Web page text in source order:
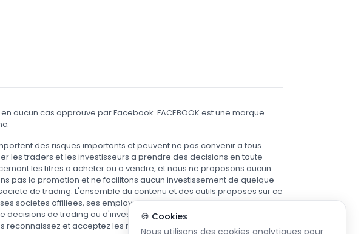
aucun cas approuve par Facebook. FACEBOOK est une marque
des risques importants et peuvent ne pas convenir a tous.
les traders et les investisseurs a prendre des decisions en toute
les titres a acheter ou a vendre, et nous ne proposons aucun
pas la promotion et ne facilitons aucun investissement de quelque
de trading. L'ensemble du contenu et des outils proposes sur ce
societes affiliees, ses employes et ses agents declinent toute
de trading ou d'investissement prises sur la base des
et acceptez les risques inherents au trading et a
🍪 Cookies
Nous utilisons des cookies analytiques pour